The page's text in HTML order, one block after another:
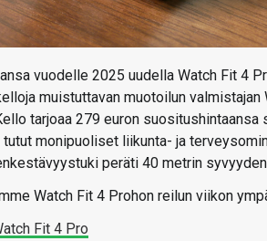
vuodelle 2025 uudella Watch Fit 4
muistuttavan muotoilun
tarjoaa 279 euron
monipuoliset liikunta- ja
peräti 40 metrin
Watch Fit 4 Prohon reilun viikon
Fit 4 Pro